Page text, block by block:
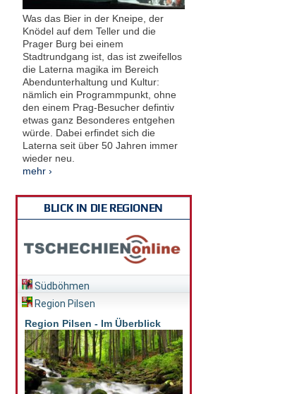
Was das Bier in der Kneipe, der
Knödel auf dem Teller und die
Prager Burg bei einem
Stadtrundgang ist, das ist zweifellos
die Laterna magika im Bereich
Abendunterhaltung und Kultur:
nämlich ein Programmpunkt, ohne
den einem Prag-Besucher defintiv
etwas ganz Besonderes entgehen
würde. Dabei erfindet sich die
Laterna seit über 50 Jahren immer
wieder neu.
mehr ›
BLICK IN DIE REGIONEN
Südböhmen
Region Pilsen
Region Pilsen - Im Überblick